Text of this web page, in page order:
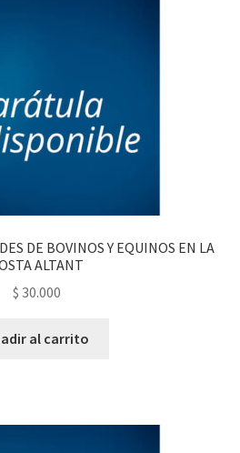
DE BOVINOS Y EQUINOS EN LA
ALTANT
$ 30.000
al carrito